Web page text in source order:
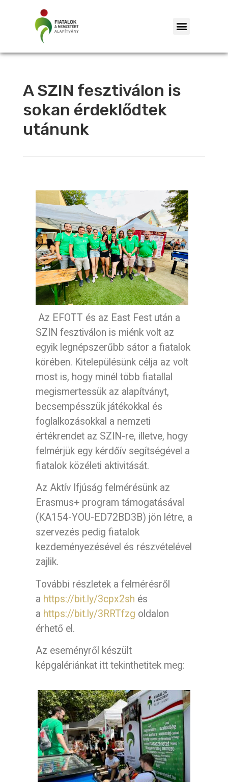
A SZIN fesztiválon is
sokan érdeklődtek
utánunk
Az EFOTT és az East Fest után a
SZIN fesztiválon is miénk volt az
egyik legnépszerűbb sátor a fiatalok
körében. Kitelepülésünk célja az volt
most is, hogy minél több fiatallal
megismertessük az alapítványt,
becsempésszük játékokkal és
foglalkozásokkal a nemzeti
értékrendet az SZIN-re, illetve, hogy
felmérjük egy kérdőív segítségével a
fiatalok közéleti aktivitását.
Az Aktív Ifjúság felmérésünk az
Erasmus+ program támogatásával
(KA154-YOU-ED72BD3B) jön létre, a
szervezés pedig fiatalok
kezdeményezésével és részvételével
zajlik.
További részletek a felmérésről
a https://bit.ly/3cpx2sh és
a https://bit.ly/3RRTfzg oldalon
érhető el.
Az eseményről készült
képgalériánkat itt tekinthetitek meg: